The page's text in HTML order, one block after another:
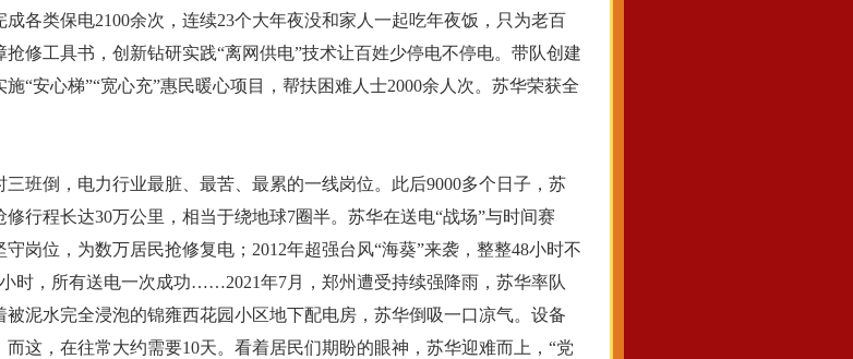
各类保电2100余次，连续23个大年夜没和家人一起吃年夜饭，只为老百
修工具书，创新钻研实践“离网供电”技术让百姓少停电不停电。带队创建
“安心梯”“宽心充”惠民暖心项目，帮扶困难人士2000余人次。苏华荣获全
倒，电力行业最脏、最苦、最累的一线岗位。此后9000多个日子，苏
行程长达30万公里，相当于绕地球7圈半。苏华在送电“战场”与时间赛
岗位，为数万居民抢修复电；2012年超强台风“海葵”来袭，整整48小时不
时，所有送电一次成功……2021年7月，郑州遭受持续强降雨，苏华率队
泥水完全浸泡的锦雍西花园小区地下配电房，苏华倒吸一口凉气。设备
这，在往常大约需要10天。看着居民们期盼的眼神，苏华迎难而上，“党